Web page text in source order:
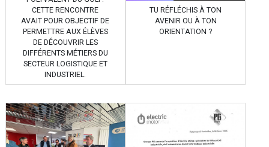
CETTE RENCONTRE
AVAIT POUR OBJECTIF DE
PERMETTRE AUX ÉLÈVES
DE DÉCOUVRIR LES
DIFFÉRENTS MÉTIERS DU
SECTEUR LOGISTIQUE ET
INDUSTRIEL.
TU RÉFLÉCHIS À TON
AVENIR OU À TON
ORIENTATION ?